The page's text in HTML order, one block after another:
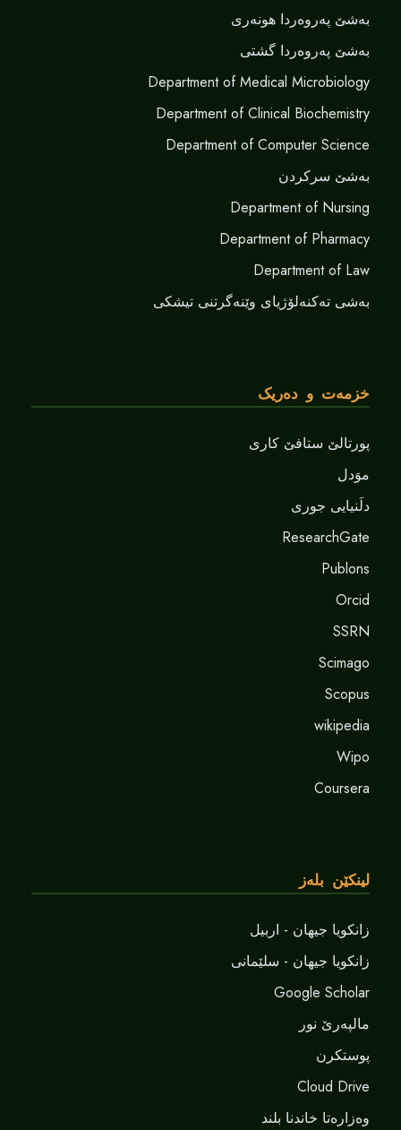
بەشێ پەروەردا هونەری
بەشێ پەروەردا گشتی
Department of Medical Microbiology
Department of Clinical Biochemistry
Department of Computer Science
بەشێ سرکردن
Department of Nursing
Department of Pharmacy
Department of Law
بەشی تەکنەلۆژیای وێنەگرتنی تیشکی
خزمەت و دەریک
پورتالێ ستافێ کاری
موَدل
دلَنيايى جورى
ResearchGate
Publons
Orcid
SSRN
Scimago
Scopus
wikipedia
Wipo
Coursera
لینکێن بلەز
زانکویا جیهان - اربیل
زانکویا جیهان - سلێمانی
Google Scholar
مالپەرێ نور
پوستکرن
Cloud Drive
وەزارەتا خاندنا بلند